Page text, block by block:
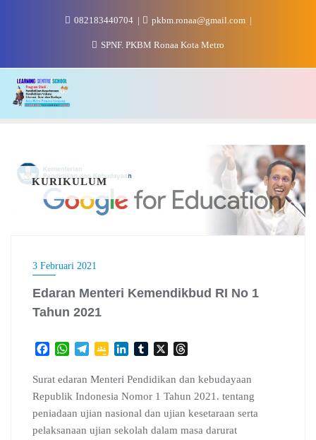
082183440704 pkbm.ronaa@gmail.com
SPNF. PKBM Ronaa Kota Metro
KURIKULUM
3 Februari 2021
Edaran Menteri Kemendikbud RI No 1
Tahun 2021
c
o
o
W
a
A
p
l
e
r
a
G
o
g
e
C
n
k
d
I
m
r
X
r
d
s
Surat edaran Menteri Pendidikan dan kebudayaan
Republik Indonesia Nomor 1 Tahun 2021. tentang
peniadaan ujian nasional dan ujian kesetaraan serta
pelaksanaan ujian sekolah dalam masa darurat